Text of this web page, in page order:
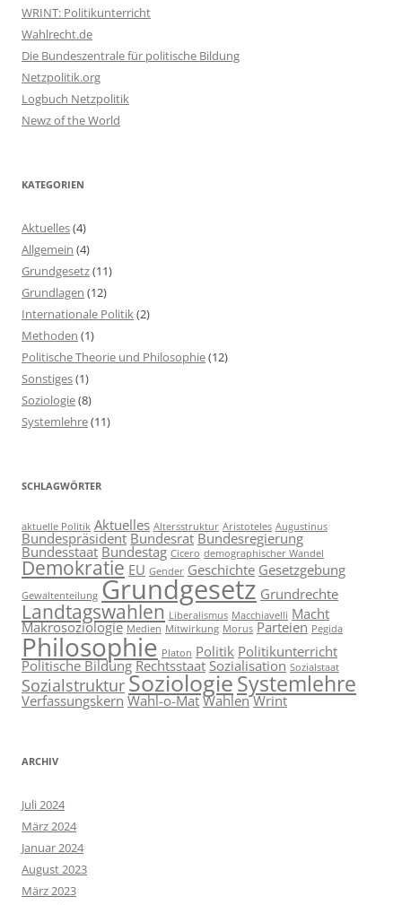
WRINT: Politikunterricht
Wahlrecht.de
Die Bundeszentrale für politische Bildung
Netzpolitik.org
Logbuch Netzpolitik
Newz of the World
KATEGORIEN
Aktuelles(4)
Allgemein (4)
Grundgesetz(11)
Grundlagen (12)
Internationale Politik(2)
Methoden (1)
Politische Theorie und Philosophie(12)
Sonstiges(1)
Soziologie(8)
Systemlehre(11)
SCHLAGWÖRTER
aktuelle Politik Aktuelles Altersstruktur Aristoteles Augustinus
Bundespräsident Bundesrat Bundesregierung
Bundesstaat Bundestag Cicero demographischer Wandel
Demokratie EU Gender Geschichte Gesetzgebung
Gewaltenteilung Grundgesetz Grundrechte
Landtagswahlen Liberalismus Macchiavelli Macht
Makrosoziologie Medien Mitwirkung Morus Parteien Pegida
Philosophie Platon Politik Politikunterricht
Politische Bildung Rechtsstaat Sozialisation Sozialstaat
SozialstrukturSoziologieSystemlehre
Verfassungskern Wahl-o-Mat Wahlen Wrint
ARCHIV
Juli 2024
März 2024
Januar 2024
August 2023
März 2023